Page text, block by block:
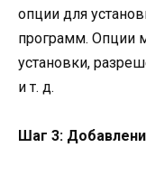
опции для
программ. Опции
установки,
и т. д.
Шаг 3: